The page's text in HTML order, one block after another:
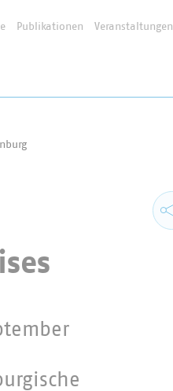
Publikationen Veranstaltungen